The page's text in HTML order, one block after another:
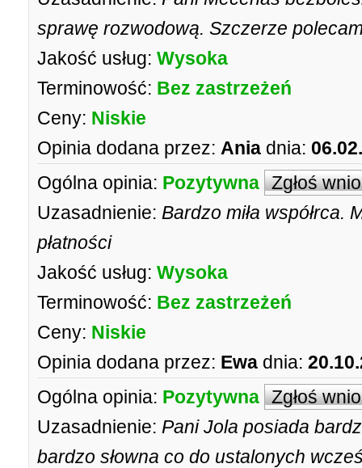
sprawę rozwodową. Szczerze
Jakość usług: Wysoka
Terminowość: Bez zastrzeżeń
Ceny: Niskie
Opinia dodana przez: Ania dnia:
Ogólna opinia: Pozytywna Zgłoś
Uzasadnienie: Bardzo miła współrca.
płatności
Jakość usług: Wysoka
Terminowość: Bez zastrzeżeń
Ceny: Niskie
Opinia dodana przez: Ewa dnia:
Ogólna opinia: Pozytywna Zgłoś
Uzasadnienie: Pani Jola posiada
bardzo słowna co do ustalonych